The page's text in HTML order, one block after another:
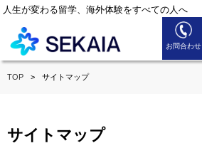
人生が変わる留学、海外体験をすべての人へ
お問合わせ
SEKAIAとは
留学プログラム
セミナー情報
TOP サイトマップ
サイトマップ